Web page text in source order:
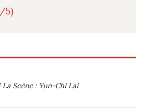
5)
Scène : Yun-Chi Lai